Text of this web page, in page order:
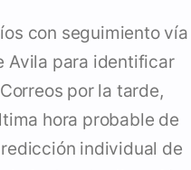
con seguimiento vía
Avila para identificar
por la tarde,
hora probable de
individual de